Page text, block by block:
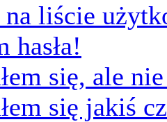
liście
hasła!
się, ale
się jakiś